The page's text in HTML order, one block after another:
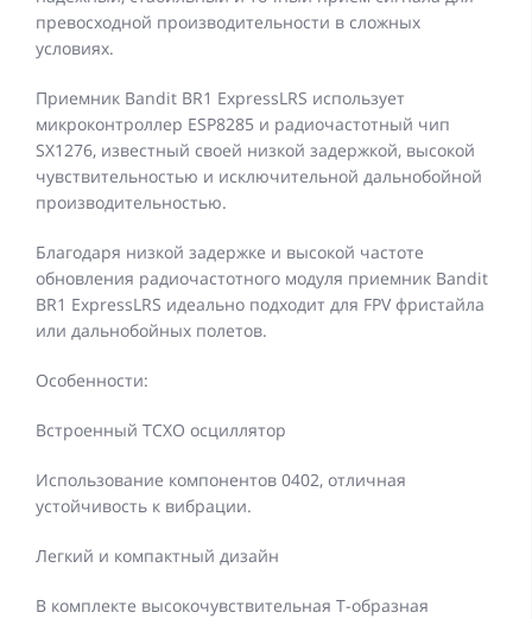
превосходной производительности в сложных
условиях.
Приемник Bandit BR1 ExpressLRS использует
микроконтроллер ESP8285 и радиочастотный чип
SX1276, известный своей низкой задержкой, высокой
чувствительностью и исключительной дальнобойной
производительностью.
Благодаря низкой задержке и высокой частоте
обновления радиочастотного модуля приемник Bandit
BR1 ExpressLRS идеально подходит для FPV фристайла
или дальнобойных полетов.
Особенности:
Встроенный TCXO осциллятор
Использование компонентов 0402, отличная
устойчивость к вибрации.
Легкий и компактный дизайн
В комплекте высокочувствительная Т-образная